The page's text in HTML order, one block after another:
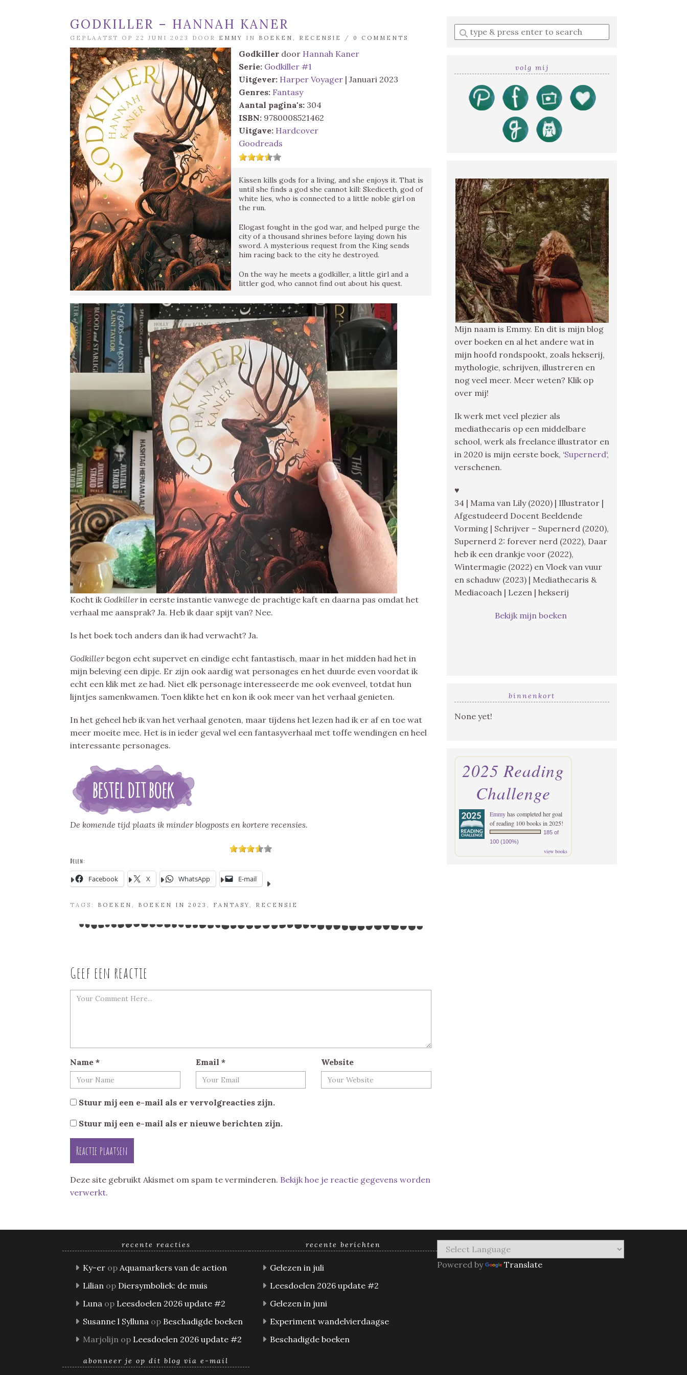
GODKILLER – HANNAH KANER
GEPLAATST OP 22 JUNI 2023 DOOR EMMY IN BOEKEN , RECENSIE / 0 COMMENTS
Godkiller door Hannah Kaner
Serie: Godkiller #1
Uitgever: Harper Voyager | Januari 2023
Genres: Fantasy
Aantal pagina's: 304
ISBN: 9780008521462
Uitgave: Hardcover
Goodreads
Kissen kills gods for a living, and she enjoys it. That is
until she finds a god she cannot kill: Skediceth, god of
white lies, who is connected to a little noble girl on
the run.
Elogast fought in the god war, and helped purge the
city of a thousand shrines before laying down his
sword. A mysterious request from the King sends
him racing back to the city he destroyed.
On the way he meets a godkiller, a little girl and a
littler god, who cannot find out about his quest.
Kocht ikGodkillerin eerste instantie vanwege de prachtige kaft en daarna pas omdat het
verhaal me aansprak? Ja. Heb ik daar spijt van? Nee.
Is het boek toch anders dan ik had verwacht? Ja.
Godkillerbegon echt supervet en eindige echt fantastisch, maar in het midden had het in
mijn beleving een dipje. Er zijn ook aardig wat personages en het duurde even voordat ik
echt een klik met ze had. Niet elk personage interesseerde me ook evenveel, totdat hun
lijntjes samenkwamen. Toen klikte het en kon ik ook meer van het verhaal genieten.
In het geheel heb ik van het verhaal genoten, maar tijdens het lezen had ik er af en toe wat
meer moeite mee. Het is in ieder geval wel een fantasyverhaal met toffe wendingen en heel
interessante personages.
De komende tijd plaats ik minder blogposts en kortere recensies.
Delen:
Facebook X WhatsApp E-mail
TAGS: BOEKEN , BOEKEN IN 2023 , FANTASY, RECENSIE
Geef een reactie
Name * Email * Website
Stuur mij een e-mail als er vervolgreacties zijn.
Stuur mij een e-mail als er nieuwe berichten zijn.
Deze site gebruikt Akismet om spam te verminderen. Bekijk hoe je reactie gegevens worden
verwerkt.
Enter
a
volg mij
Mijn naam is Emmy. En dit is mijn blog
over boeken en al het andere wat in
mijn hoofd rondspookt, zoals hekserij,
mythologie, schrijven, illustreren en
nog veel meer. Meer weten? Klik op
over mij!
Ik werk met veel plezier als
mediathecaris op een middelbare
school, werk als freelance illustrator en
in 2020 is mijn eerste boek, ‘Supernerd‘,
verschenen.
♥
34 | Mama van Lily (2020) | Illustrator |
Afgestudeerd Docent Beeldende
Vorming | Schrijver – Supernerd (2020),
Supernerd 2: forever nerd (2022), Daar
heb ik een drankje voor (2022),
Wintermagie (2022) en Vloek van vuur
en schaduw (2023) | Mediathecaris &
Mediacoach | Lezen | hekserij
Bekijk mijn boeken
binnenkort
None yet!
2025 Reading
Challenge
Emmyhas completed her goal
of reading 100 books in 2025!
185 of
100 (100%)
view books
recente reacties
Ky-er op Aquamarkers van de action
Lilian op Diersymboliek: de muis
Luna op Leesdoelen 2026 update #2
Susanne l Sylluna op Beschadigde boeken
Marjolijn op Leesdoelen 2026 update #2
recente berichten
Gelezen in juli
Leesdoelen 2026 update #2
Gelezen in juni
Experiment wandelvierdaagse
Beschadigde boeken
Powered by Translate
abonneer je op dit blog via e-mail